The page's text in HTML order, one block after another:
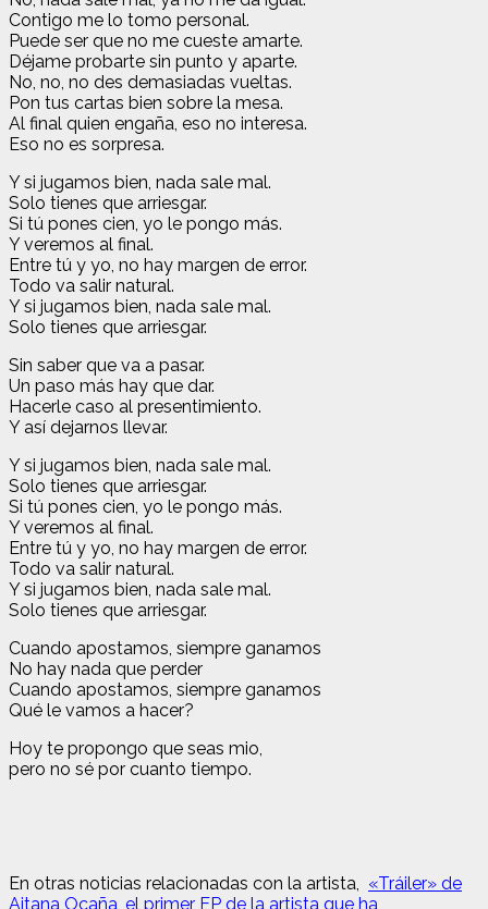
Contigo me lo tomo personal.
Puede ser que no me cueste amarte.
Déjame probarte sin punto y aparte.
No, no, no des demasiadas vueltas.
Pon tus cartas bien sobre la mesa.
Al final quien engaña, eso no interesa.
Eso no es sorpresa.
Y si jugamos bien, nada sale mal.
Solo tienes que arriesgar.
Si tú pones cien, yo le pongo más.
Y veremos al final.
Entre tú y yo, no hay margen de error.
Todo va salir natural.
Y si jugamos bien, nada sale mal.
Solo tienes que arriesgar.
Sin saber que va a pasar.
Un paso más hay que dar.
Hacerle caso al presentimiento.
Y así dejarnos llevar.
Y si jugamos bien, nada sale mal.
Solo tienes que arriesgar.
Si tú pones cien, yo le pongo más.
Y veremos al final.
Entre tú y yo, no hay margen de error.
Todo va salir natural.
Y si jugamos bien, nada sale mal.
Solo tienes que arriesgar.
Cuando apostamos, siempre ganamos
No hay nada que perder
Cuando apostamos, siempre ganamos
Qué le vamos a hacer?
Hoy te propongo que seas mio,
pero no sé por cuanto tiempo.
En otras noticias relacionadas con la artista, «Tráiler» de
Aitana Ocaña, el primer EP de la artista que ha